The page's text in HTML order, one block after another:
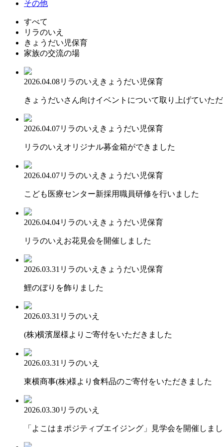
その他
すべて
リラのいえ
きょうだい児保育
家族の交流の場
2026.04.08リラのいえ きょうだい児保育
きょうだいさん向けイベントについて取り上げていた
2026.04.07リラのいえ きょうだい児保育
リラのいえオリジナル募金箱ができました
2026.04.07リラのいえ きょうだい児保育
こども医療センター新採用職員研修を行いました
2026.04.04リラのいえ きょうだい児保育
リラのいえお花見会を開催しました
2026.03.31 リラのいえ きょうだい児保育
鯉のぼりを飾りました
2026.03.31 リラのいえ
(株)横濱屋様よりご寄付をいただきました
2026.03.31 リラのいえ
東横商事(株)様より食料品のご寄付をいただきました
2026.03.30リラのいえ
「よこはまポジティブエイジング」見学会を開催しま